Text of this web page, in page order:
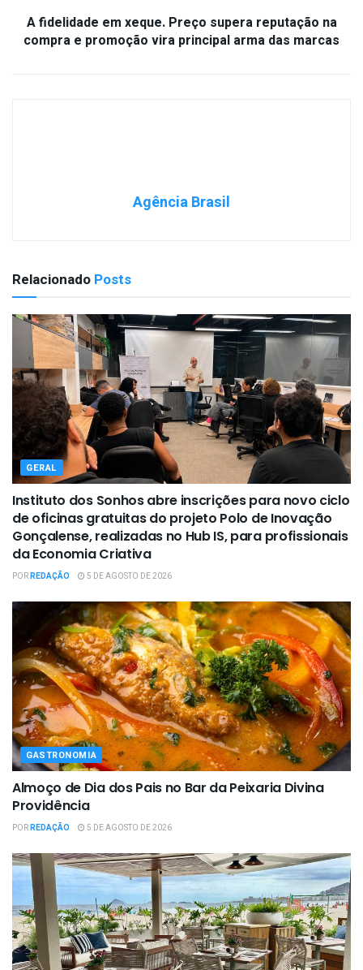
A fidelidade em xeque. Preço supera reputação na
compra e promoção vira principal arma das marcas
Agência Brasil
Relacionado Posts
GERAL
Instituto dos Sonhos abre inscrições para novo ciclo
de oficinas gratuitas do projeto Polo de Inovação
Gonçalense, realizadas no Hub IS, para profissionais
da Economia Criativa
PORREDAÇÃO 5 DE AGOSTO DE 2026
GASTRONOMIA
Almoço de Dia dos Pais no Bar da Peixaria Divina
Providência
PORREDAÇÃO 5 DE AGOSTO DE 2026